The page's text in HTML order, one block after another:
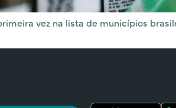
vez na lista de municípios